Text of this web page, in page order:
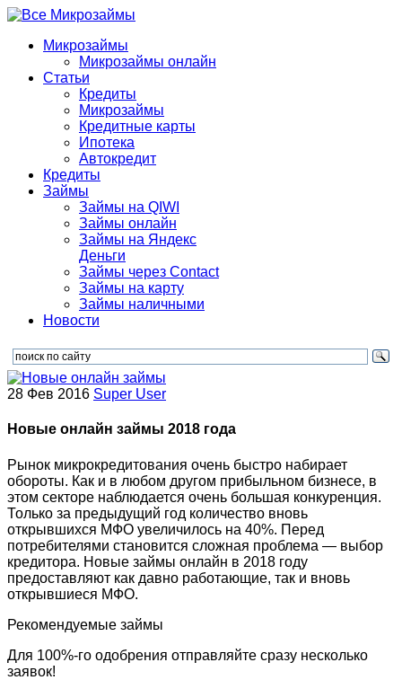
Микрозаймы
Микрозаймы онлайн
Статьи
Кредиты
Микрозаймы
Кредитные карты
Ипотека
Автокредит
Кредиты
Займы
Займы на QIWI
Займы онлайн
Займы на Яндекс
Деньги
Займы через Contact
Займы на карту
Займы наличными
Новости
28 Фев 2016 Super User
Новые онлайн займы 2018 года
Рынок микрокредитования очень быстро набирает
обороты. Как и в любом другом прибыльном бизнесе, в
этом секторе наблюдается очень большая конкуренция.
Только за предыдущий год количество вновь
открывшихся МФО увеличилось на 40%. Перед
потребителями становится сложная проблема — выбор
кредитора. Новые займы онлайн в 2018 году
предоставляют как давно работающие, так и вновь
открывшиеся МФО.
Рекомендуемые займы
Для 100%-го одобрения отправляйте сразу несколько
заявок!